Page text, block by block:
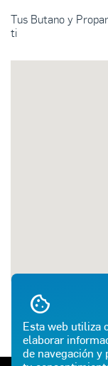
Esta web utiliza
elaborar
de navegación y
Tus Butano y
ti